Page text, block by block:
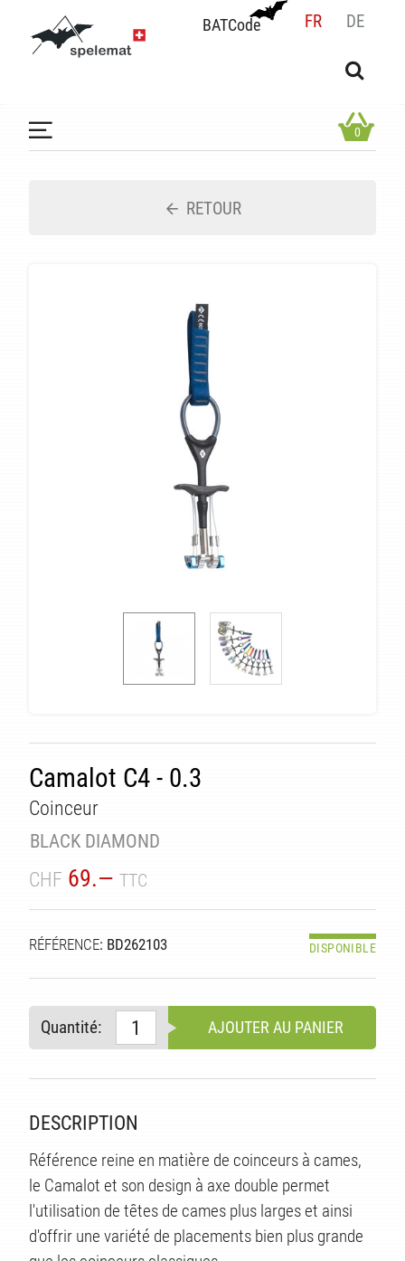
BATCode FR DE
BATCode
OK
0
RETOUR
Camalot C4 - 0.3
Coinceur
BLACK DIAMOND
CHF 69.— TTC
RÉFÉRENCE: BD262103 DISPONIBLE
Quantité: AJOUTER AU PANIER
DESCRIPTION
Référence reine en matière de coinceurs à cames,
le Camalot et son design à axe double permet
l'utilisation de têtes de cames plus larges et ainsi
d'offrir une variété de placements bien plus grande